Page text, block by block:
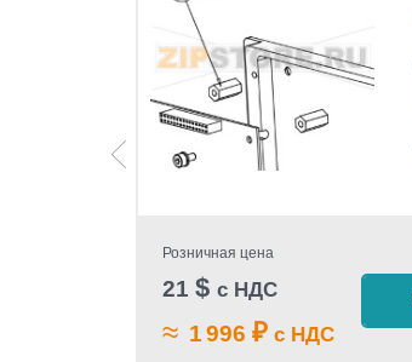
Розничная цена
21 $ с НДС
≈ 1 996 ₽ с НДС